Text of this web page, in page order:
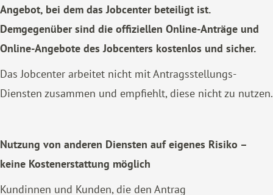
Angebot, bei dem das Jobcenter beteiligt ist.
Demgegenüber sind die offiziellen Online-Anträge und
Online-Angebote des Jobcenters kostenlos und sicher.
Das Jobcenter arbeitet nicht mit Antragsstellungs-
Diensten zusammen und empfiehlt, diese nicht zu nutzen.
Nutzung von anderen Diensten auf eigenes Risiko –
keine Kostenerstattung möglich
Kundinnen und Kunden, die den Antrag